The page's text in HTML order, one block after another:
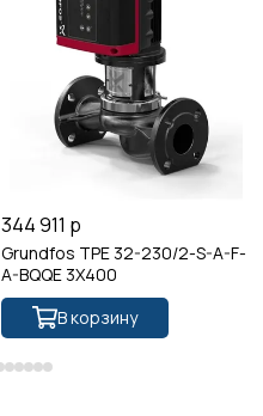
344 911 р
Grundfos TPE 32-230/2-S-A-F-
A-BQQE 3X400
В корзину